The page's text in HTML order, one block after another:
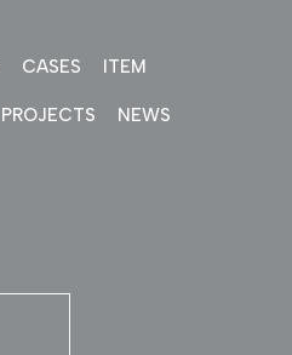
CASES ITEM
PROJECTS NEWS